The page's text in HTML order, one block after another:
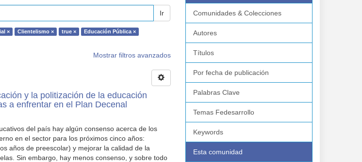
Ir
× Clientelismo × true ×
Educación Pública ×
Mostrar filtros avanzados
y la politización de la educación
a enfrentar en el Plan Decenal
del país hay algún consenso acerca de los
en el sector para los próximos cinco años:
años de preescolar) y mejorar la calidad de la
Sin embargo, hay menos consenso, y sobre todo
Comunidades & Colecciones
Autores
Títulos
Por fecha de publicación
Palabras Clave
Temas Fedesarrollo
Keywords
Esta comunidad